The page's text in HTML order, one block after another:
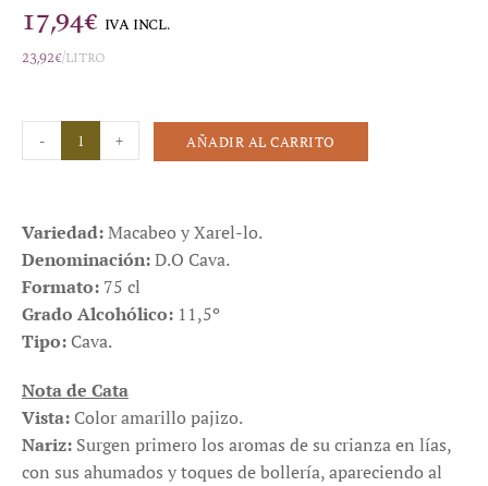
17,94€ IVA INCL.
23,92€/litro
- + AÑADIR AL CARRITO
Variedad:Macabeo y Xarel-lo.
Denominación:D.O Cava.
Formato: 75 cl
Grado Alcohólico: 11,5º
Tipo: Cava.
Nota de Cata
Vista: Color amarillo pajizo.
Nariz: Surgen primero los aromas de su crianza en lías,
con sus ahumados y toques de bollería, apareciendo al